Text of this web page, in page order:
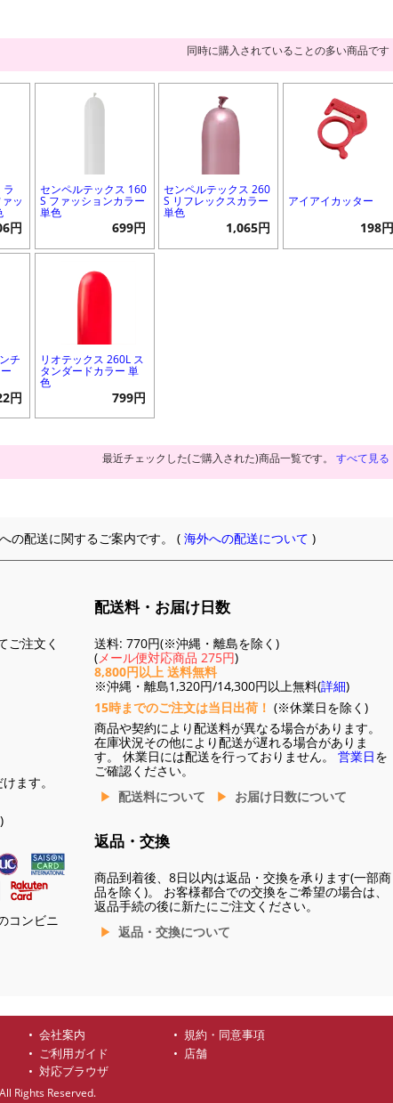
同時に購入されていることの多い商品です
ッ
円
センペルテックス 160
S ファッションカラー
単色
699円
センペルテックス 260
S リフレックスカラー
単色
1,065円
アイアイカッター
198円
チ
円
リオテックス 260L ス
タンダードカラー 単
色
799円
最近チェックした(ご購入された)商品一覧です。 すべて見る
の配送に関するご案内です。 (海外への配送について )
ご注文く
ます。
コンビニ
配送料・お届け日数
送料: 770円(※沖縄・離島を除く)
(メール便対応商品 275円)
8,800円以上 送料無料
※沖縄・離島1,320円/14,300円以上無料(詳細)
15時までのご注文は当日出荷！ (※休業日を除く)
商品や契約により配送料が異なる場合があります。
在庫状況その他により配送が遅れる場合がありま
す。 休業日には配送を行っておりません。 営業日を
ご確認ください。
配送料について
お届け日数について
返品・交換
商品到着後、8日以内は返品・交換を承ります(一部商
品を除く)。 お客様都合での交換をご希望の場合は、
返品手続の後に新たにご注文ください。
返品・交換について
会社案内
規約・同意事項
ご利用ガイド
店舗
対応ブラウザ
Rights Reserved.